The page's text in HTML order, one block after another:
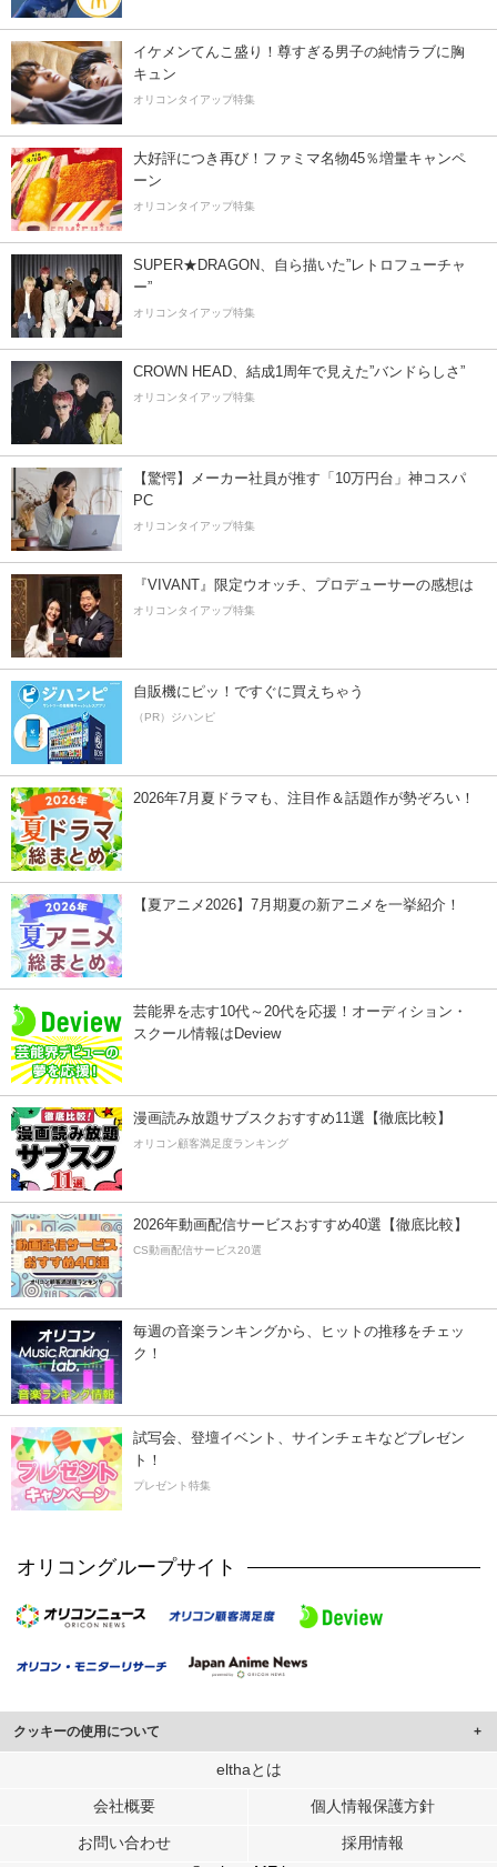
イケメンてんこ盛り！尊すぎる男子の純情ラブに胸
キュン
オリコンタイアップ特集
大好評につき再び！ファミマ名物45％増量キャンペ
ーン
オリコンタイアップ特集
SUPER★DRAGON、自ら描いた”レトロフューチャ
ー”
オリコンタイアップ特集
CROWN HEAD、結成1周年で見えた”バンドらしさ”
オリコンタイアップ特集
【驚愕】メーカー社員が推す「10万円台」神コスパ
PC
オリコンタイアップ特集
『VIVANT』限定ウオッチ、プロデューサーの感想は
オリコンタイアップ特集
自販機にピッ！ですぐに買えちゃう
（PR）ジハンピ
2026年7月夏ドラマも、注目作＆話題作が勢ぞろい！
【夏アニメ2026】7月期夏の新アニメを一挙紹介！
芸能界を志す10代～20代を応援！オーディション・
スクール情報はDeview
漫画読み放題サブスクおすすめ11選【徹底比較】
オリコン顧客満足度ランキング
2026年動画配信サービスおすすめ40選【徹底比較】
CS動画配信サービス20選
毎週の音楽ランキングから、ヒットの推移をチェッ
ク！
試写会、登壇イベント、サインチェキなどプレゼン
ト！
プレゼント特集
オリコングループサイト
クッキーの使用について
このサイトでは Cookie を使用して、ユーザーに合わせたコンテンツや広告の
行っています。
メディアや広告配信、データ解析の各パートナーに提供しています。
elthaとは
会社概要 個人情報保護方針
お問い合わせ
採用情報